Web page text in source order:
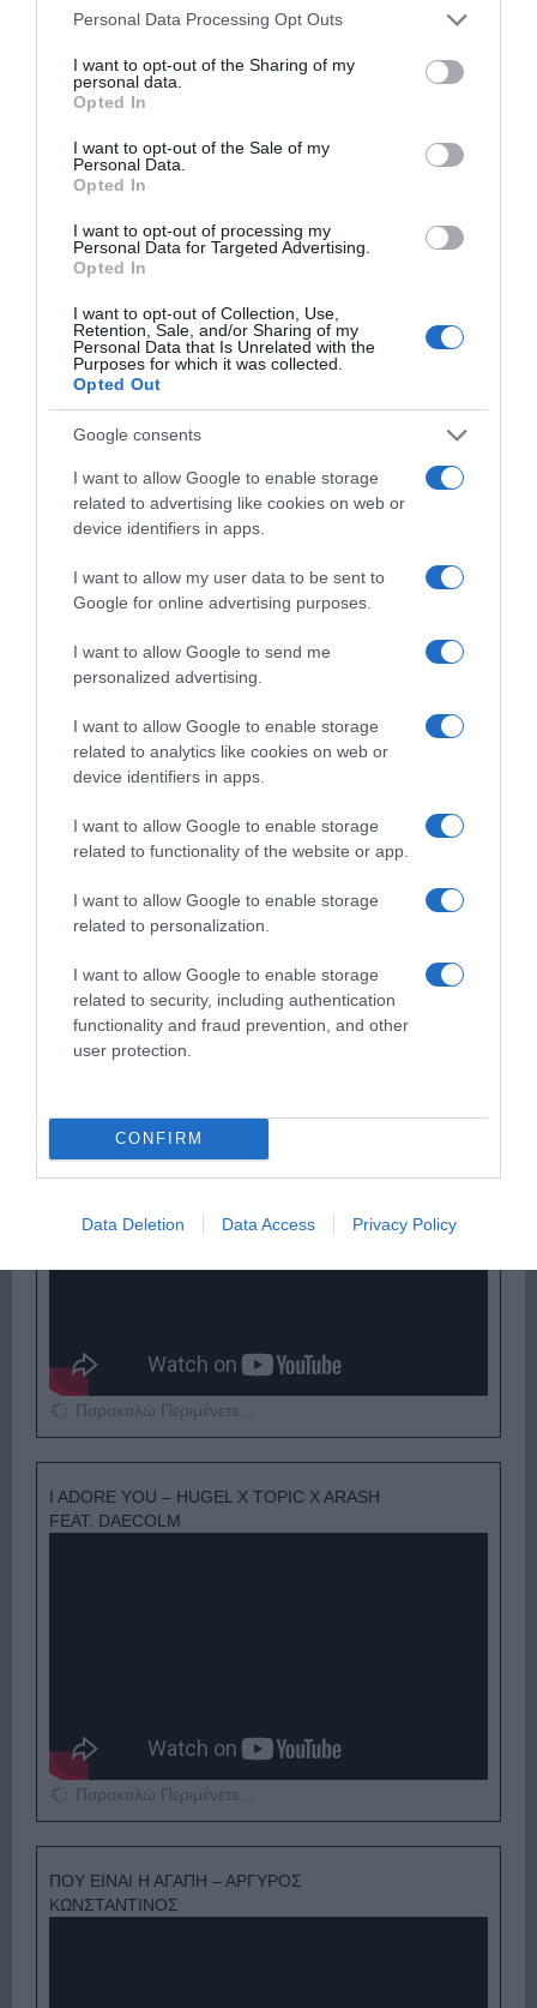
Please note that this website/app uses one or more Google
not limited to your visit or usage behaviour. You may click to
grant or deny consent to Google and its third-party tags to
use your data for below specified purposes in below Google
consent section.
Personal Data Processing Opt Outs
I want to opt-out of the Sharing of my
personal data.
Opted In
I want to opt-out of the Sale of my
Personal Data.
Opted In
I want to opt-out of processing my
Personal Data for Targeted Advertising.
Opted In
I want to opt-out of Collection, Use,
Retention, Sale, and/or Sharing of my
Personal Data that Is Unrelated with the
Purposes for which it was collected.
Opted Out
Google consents
I want to allow Google to enable storage
related to advertising like cookies on web or
device identifiers in apps.
I want to allow my user data to be sent to
Google for online advertising purposes.
I want to allow Google to send me
personalized advertising.
I want to allow Google to enable storage
related to analytics like cookies on web or
device identifiers in apps.
I want to allow Google to enable storage
related to functionality of the website or app.
I want to allow Google to enable storage
related to personalization.
I want to allow Google to enable storage
related to security, including authentication
functionality and fraud prevention, and other
user protection.
CONFIRM
Data Deletion Data Access Privacy Policy
Παρακαλώ Περιμένετε...
ΔΕΥΤΕΡΑ – ΡΕΜΟΣ ΑΝΤΩΝΗΣ
Παρακαλώ Περιμένετε...
ΕΞΑΙΡΕΣΗ – ΒΙΣΣΗ ΑΝΝΑ
Παρακαλώ Περιμένετε...
ΟΠΟΥ ΚΙ ΑΝ ΠΑΣ – ΟΙΚΟΝΟΜΟΠΟΥΛΟΣ
Παρακαλώ Περιμένετε...
I ADORE YOU – HUGEL X TOPIC X ARASH
FEAT. DAECOLM
Παρακαλώ Περιμένετε...
ΠΟΥ ΕΙΝΑΙ Η ΑΓΑΠΗ – ΑΡΓΥΡΟΣ
ΚΩΝΣΤΑΝΤΙΝΟΣ